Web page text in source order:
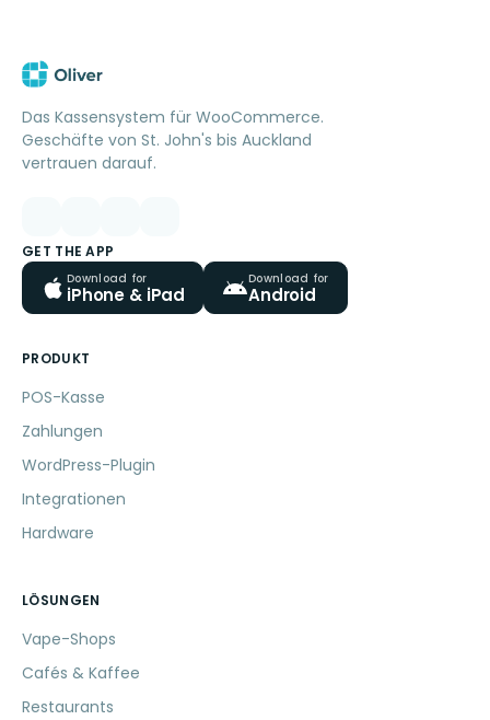
Das Kassensystem für WooCommerce.
Geschäfte von St. John's bis Auckland
vertrauen darauf.
GET THE APP
Download for
iPhone & iPad
Download for
Android
PRODUKT
POS-Kasse
Zahlungen
WordPress-Plugin
Integrationen
Hardware
LÖSUNGEN
Vape-Shops
Cafés & Kaffee
Restaurants